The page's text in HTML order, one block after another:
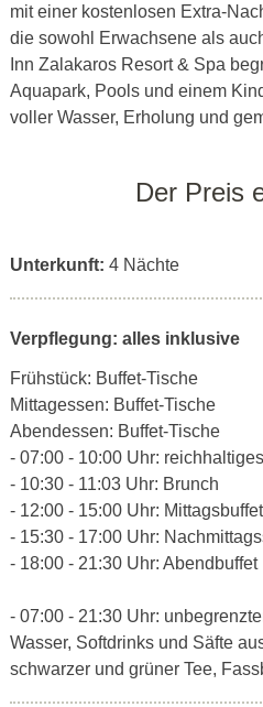
mit einer kostenlosen Extra-
die sowohl Erwachsene als
Inn Zalakaros Resort & Spa
Aquapark, Pools und einem
voller Wasser, Erholung und
Der Preis
Unterkunft: 4 Nächte
Verpflegung: alles inklusive
Frühstück: Buffet-Tische
Mittagessen: Buffet-Tische
Abendessen: Buffet-Tische
- 07:00 - 10:00 Uhr:
- 10:30 - 11:03 Uhr: Brunch
- 12:00 - 15:00 Uhr: Mittagsbuffet
- 15:30 - 17:00 Uhr:
- 18:00 - 21:30 Uhr: Abendbuffet
- 07:00 - 21:30 Uhr:
Wasser, Softdrinks und Säfte
schwarzer und grüner Tee,